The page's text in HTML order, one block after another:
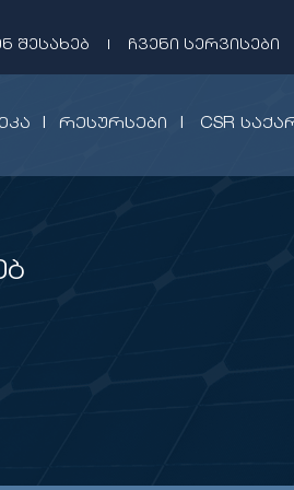
ᲨᲔᲡᲐᲮᲔᲑ ᲩᲕᲔᲜᲘ ᲡᲔᲠᲕᲘᲡᲔᲑᲘ
| ᲠᲔᲡᲣᲠᲡᲔᲑᲘ | CSR